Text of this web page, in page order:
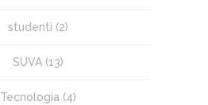
studenti (2)
SUVA (13)
Tecnologia (4)